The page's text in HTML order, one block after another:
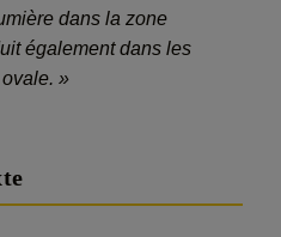
dans la zone
également dans les
»